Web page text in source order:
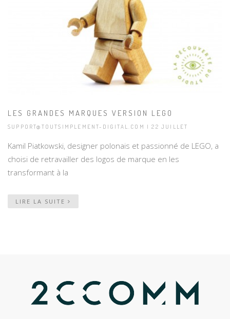
LES GRANDES MARQUES VERSION LEGO
SUPPORT@TOUTSIMPLEMENT-DIGITAL.COM | 22 JUILLET
Kamil Piatkowski, designer polonais et passionné de LEGO, a
choisi de retravailler des logos de marque en les
transformant à la
LIRE LA SUITE